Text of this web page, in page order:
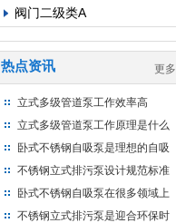
阀门二级类A
热点资讯 更多
立式多级管道泵工作效率高
立式多级管道泵工作原理是什么
卧式不锈钢自吸泵是理想的自吸
式化工增压泵
不锈钢立式排污泵设计规范标准
卧式不锈钢自吸泵在很多领域上
成为用户第一选择对象
不锈钢立式排污泵是迎合环保时